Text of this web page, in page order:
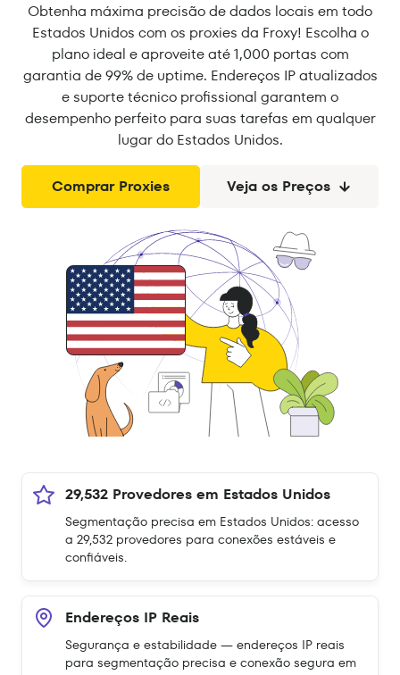
Obtenha máxima precisão de dados locais em todo
Estados Unidos com os proxies da Froxy! Escolha o
plano ideal e aproveite até 1,000 portas com
garantia de 99% de uptime. Endereços IP atualizados
e suporte técnico profissional garantem o
desempenho perfeito para suas tarefas em qualquer
lugar do Estados Unidos.
Comprar Proxies Veja os Preços
29,532 Provedores em Estados Unidos
Segmentação precisa em Estados Unidos: acesso
a 29,532 provedores para conexões estáveis e
confiáveis.
Endereços IP Reais
Segurança e estabilidade — endereços IP reais
para segmentação precisa e conexão segura em